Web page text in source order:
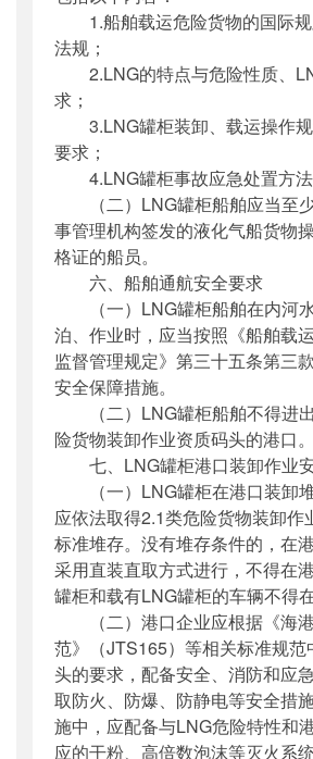
1.船舶载运危险货物的国际规
法规；
2.LNG的特点与危险性质、
求；
3.LNG罐柜装卸、载运操作规
要求；
4.LNG罐柜事故应急处置方法
（二）LNG罐柜船舶应当至
事管理机构签发的液化气船货物
格证的船员。
六、船舶通航安全要求
（一）LNG罐柜船舶在内河
泊、作业时，应当按照《船舶载
监督管理规定》第三十五条第三
安全保障措施。
（二）LNG罐柜船舶不得进
险货物装卸作业资质码头的港口。
七、LNG罐柜港口装卸作业
（一）LNG罐柜在港口装卸
应依法取得2.1类危险货物装卸作
标准堆存。没有堆存条件的，在
采用直装直取方式进行，不得在
罐柜和载有LNG罐柜的车辆不得
（二）港口企业应根据《海
范》（JTS165）等相关标准规
头的要求，配备安全、消防和应
取防火、防爆、防静电等安全措
施中，应配备与LNG危险特性和
应的干粉、高倍数泡沫等灭火系统